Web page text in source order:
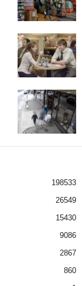
198533
26549
15430
9086
2867
860